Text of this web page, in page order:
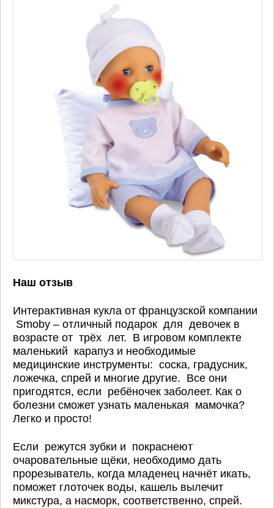
Наш отзыв
Интерактивная кукла от французской компании
Smoby – отличный подарок для девочек в
возрасте от трёх лет. В игровом комплекте
маленький карапуз и необходимые
медицинские инструменты: соска, градусник,
ложечка, спрей и многие другие. Все они
пригодятся, если ребёночек заболеет. Как о
болезни сможет узнать маленькая мамочка?
Легко и просто!
Если режутся зубки и покраснеют
очаровательные щёки, необходимо дать
прорезыватель, когда младенец начнёт икать,
поможет глоточек воды, кашель вылечит
микстура, а насморк, соответственно, спрей.